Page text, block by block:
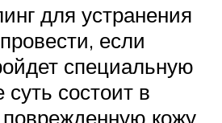
для устранения
если
специальную
суть состоит в
кожу